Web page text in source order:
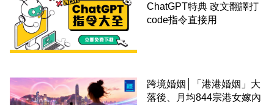
ChatGPT特典 改文翻譯打
code指令直接用
跨境婚姻│「港港婚姻」大
落後、月均844宗港女嫁內